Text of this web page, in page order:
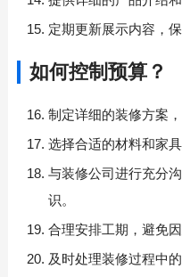
定期更新展示内容，
如何控制预算？
制定详细的装修方案
选择合适的材料和家
与装修公司进行充分
识。
合理安排工期，避免
及时处理装修过程中